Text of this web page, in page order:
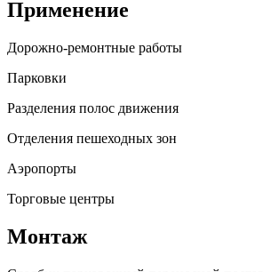
Применение
Дорожно-ремонтные работы
Парковки
Разделения полос движения
Отделения пешеходных зон
Аэропорты
Торговые центры
Монтаж